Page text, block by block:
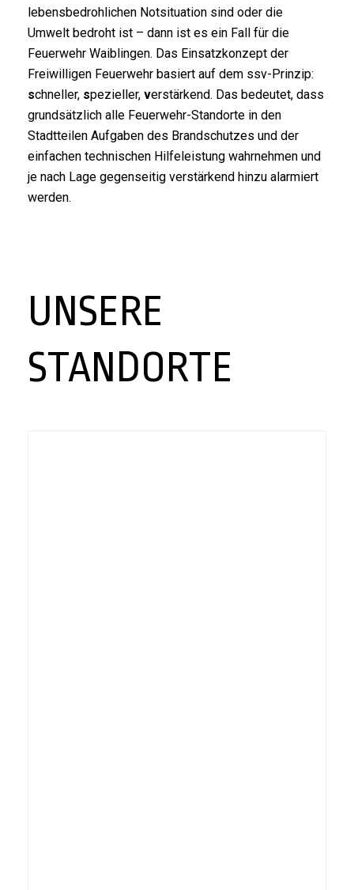
lebensbedrohlichen Notsituation sind oder die
Umwelt bedroht ist – dann ist es ein Fall für die
Feuerwehr Waiblingen. Das Einsatzkonzept der
Freiwilligen Feuerwehr basiert auf dem ssv-Prinzip:
schneller, spezieller, verstärkend. Das bedeutet, dass
grundsätzlich alle Feuerwehr-Standorte in den
Stadtteilen Aufgaben des Brandschutzes und der
einfachen technischen Hilfeleistung wahrnehmen und
je nach Lage gegenseitig verstärkend hinzu alarmiert
werden.
UNSERE
STANDORTE